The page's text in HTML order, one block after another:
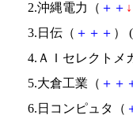
2.沖縄電力（ ＋ ＋ ↓
3.日伝（ ＋ ＋ ＋ ） (
4.ＡＩセレクトメ
5.大倉工業（ ＋ ＋
6.日コンピュタ（